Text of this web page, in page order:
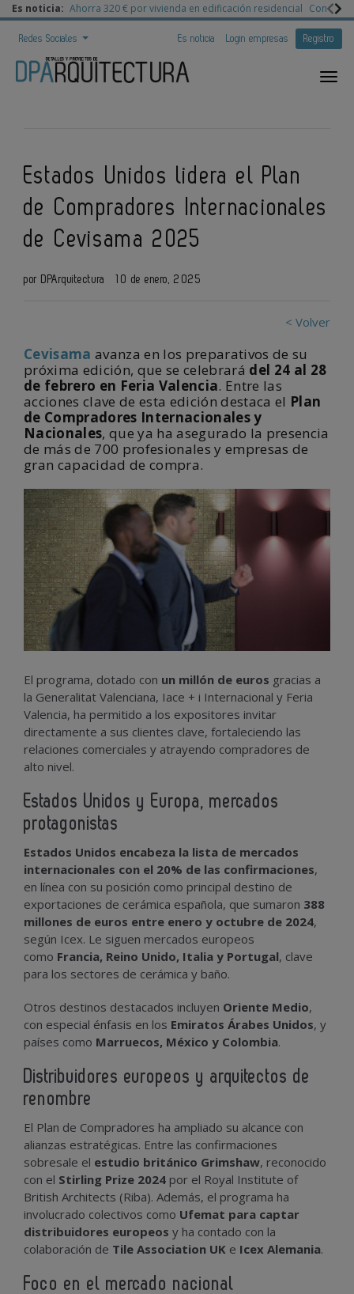
Es noticia: Ahorra 320 € por vivienda en edificación residencial
Redes Sociales Es noticia Login empresas Registro
Estados Unidos lidera el Plan
de Compradores Internacionales
de Cevisama 2025
por DPArquitectura 10 de enero, 2025
< Volver
Cevisama avanza en los preparativos de su
próxima edición, que se celebrará del 24 al 28
de febrero en Feria Valencia. Entre las
acciones clave de esta edición destaca el Plan
de Compradores Internacionales y
Nacionales, que ya ha asegurado la presencia
de más de 700 profesionales y empresas de
gran capacidad de compra.
El programa, dotado con un millón de euros gracias a
la Generalitat Valenciana, Iace + i Internacional y Feria
Valencia, ha permitido a los expositores invitar
directamente a sus clientes clave, fortaleciendo las
relaciones comerciales y atrayendo compradores de
alto nivel.
Estados Unidos y Europa, mercados
protagonistas
Estados Unidos encabeza la lista de mercados
internacionales con el 20% de las confirmaciones,
en línea con su posición como principal destino de
exportaciones de cerámica española, que sumaron 388
millones de euros entre enero y octubre de 2024,
según Icex. Le siguen mercados europeos
como Francia, Reino Unido, Italia y Portugal, clave
para los sectores de cerámica y baño.
Otros destinos destacados incluyen Oriente Medio,
con especial énfasis en los Emiratos Árabes Unidos, y
países como Marruecos, México y Colombia.
Distribuidores europeos y arquitectos de
renombre
El Plan de Compradores ha ampliado su alcance con
alianzas estratégicas. Entre las confirmaciones
sobresale el estudio británico Grimshaw, reconocido
con el Stirling Prize 2024 por el Royal Institute of
British Architects (Riba). Además, el programa ha
involucrado colectivos como Ufemat para captar
distribuidores europeos y ha contado con la
colaboración de Tile Association UK e Icex Alemania.
Foco en el mercado nacional